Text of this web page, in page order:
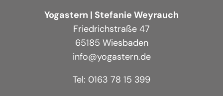
Yogastern | Stefanie Weyrauch
Friedrichstraße 47
65185 Wiesbaden
info@yogastern.de
Tel: 0163 78 15 399